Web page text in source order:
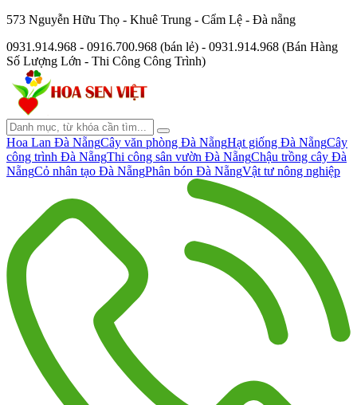
573 Nguyễn Hữu Thọ - Khuê Trung - Cẩm Lệ - Đà nẵng
0931.914.968 - 0916.700.968 (bán lẻ) - 0931.914.968 (Bán Hàng
Số Lượng Lớn - Thi Công Công Trình)
Hoa Lan Đà NẵngCây văn phòng Đà NẵngHạt giống Đà NẵngCây
công trình Đà NẵngThi công sân vườn Đà NẵngChậu trồng cây Đà
NẵngCỏ nhân tạo Đà NẵngPhân bón Đà NẵngVật tư nông nghiệp